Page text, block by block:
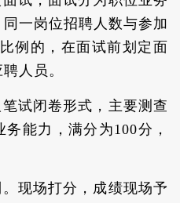
一岗位招聘人数与参加
例的，在面试前划定面
人员。
试闭卷形式，主要测查
能力，满分为100分，
现场打分，成绩现场予